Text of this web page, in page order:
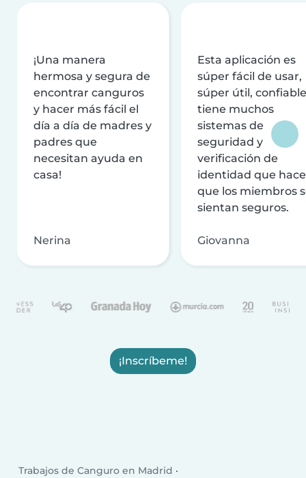
¡Una manera
hermosa y segura de
encontrar canguros
y hacer más fácil el
día a día de madres y
padres que
necesitan ayuda en
casa!
Nerina
Esta aplicación es
súper fácil de usar,
súper útil,
tiene muchos
sistemas de
seguridad y
verificación de
identidad que
que los miembros
sientan seguros.
Giovanna
¡Inscríbeme!
Trabajos de Canguro en Madrid